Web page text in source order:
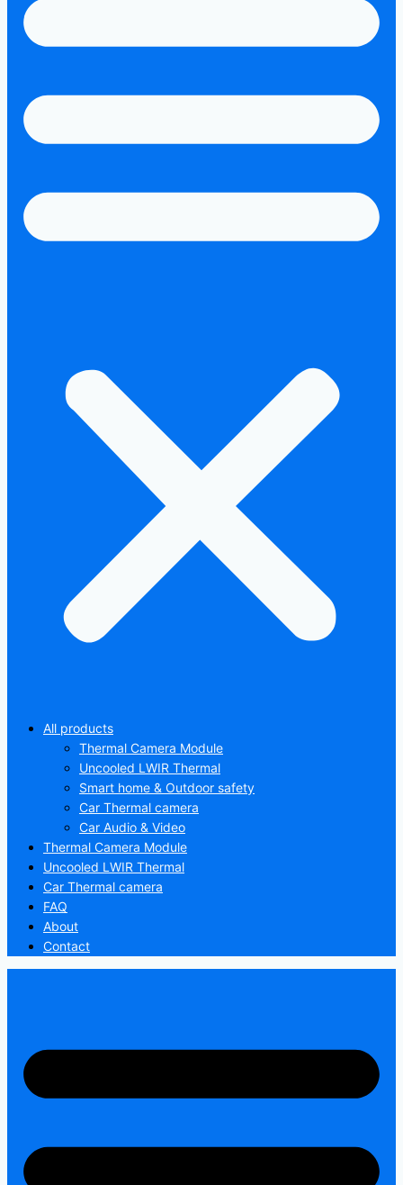
All products
Thermal Camera Module
Uncooled LWIR Thermal
Smart home & Outdoor safety
Car Thermal camera
Car Audio & Video
Thermal Camera Module
Uncooled LWIR Thermal
Car Thermal camera
FAQ
About
Contact